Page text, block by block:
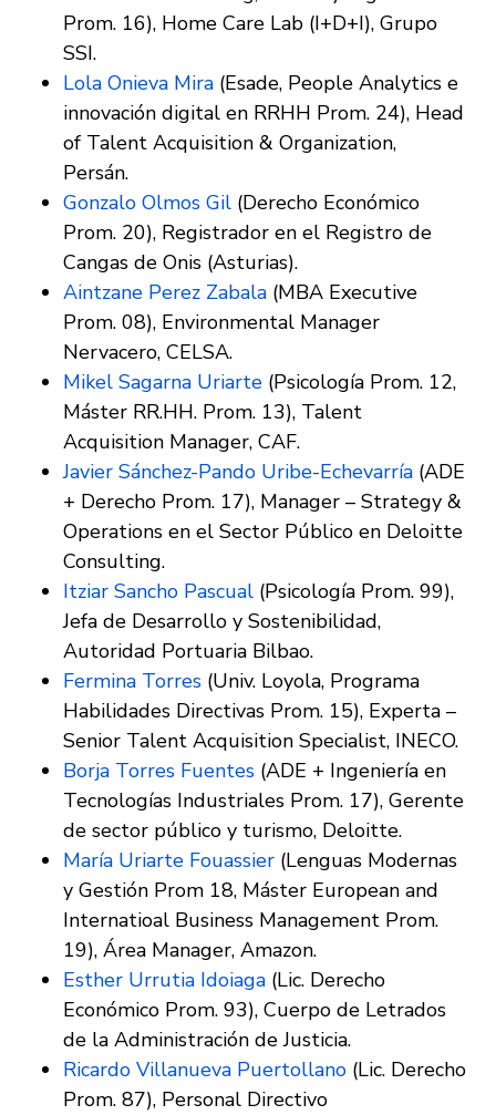
Prom. 16), Home Care Lab (I+D+I), Grupo
SSI.
Lola Onieva Mira(Esade, People Analytics e
innovación digital en RRHH Prom. 24), Head
of Talent Acquisition & Organization,
Persán.
Gonzalo Olmos Gil(Derecho Económico
Prom. 20), Registrador en el Registro de
Cangas de Onis (Asturias).
Aintzane Perez Zabala(MBA Executive
Prom. 08), Environmental Manager
Nervacero, CELSA.
Mikel Sagarna Uriarte(Psicología Prom. 12,
Máster RR.HH. Prom. 13), Talent
Acquisition Manager, CAF.
Javier Sánchez-Pando Uribe-Echevarría(ADE
+ Derecho Prom. 17), Manager – Strategy &
Operations en el Sector Público en Deloitte
Consulting.
Itziar Sancho Pascual(Psicología Prom. 99),
Jefa de Desarrollo y Sostenibilidad,
Autoridad Portuaria Bilbao.
Fermina Torres(Univ. Loyola, Programa
Habilidades Directivas Prom. 15), Experta –
Senior Talent Acquisition Specialist, INECO.
Borja Torres Fuentes(ADE + Ingeniería en
Tecnologías Industriales Prom. 17), Gerente
de sector público y turismo, Deloitte.
María Uriarte Fouassier(Lenguas Modernas
y Gestión Prom 18, Máster European and
Internatioal Business Management Prom.
19), Área Manager, Amazon.
Esther Urrutia Idoiaga(Lic. Derecho
Económico Prom. 93), Cuerpo de Letrados
de la Administración de Justicia.
Ricardo Villanueva Puertollano(Lic. Derecho
Prom. 87), Personal Directivo